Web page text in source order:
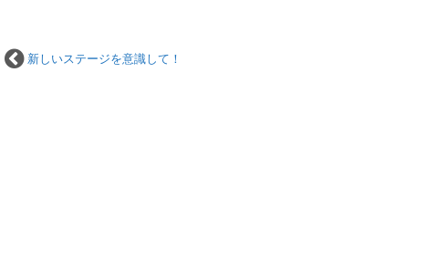
新しいステージを意識して！